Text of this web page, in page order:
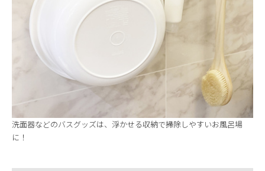
洗面器などのバスグッズは、浮かせる収納で掃除しやすいお風呂場
に！